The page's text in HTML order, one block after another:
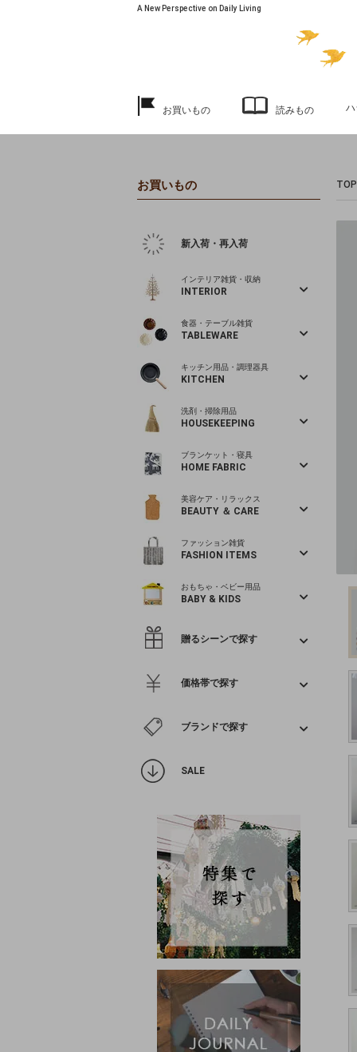
A New Perspective on Daily Living
お買いもの 読みもの ハ
TOP
お買いもの
新入荷・再入荷
インテリア雑貨・収納
INTERIOR
食器・テーブル雑貨
TABLEWARE
キッチン用品・調理器具
KITCHEN
洗剤・掃除用品
HOUSEKEEPING
ブランケット・寝具
HOME FABRIC
美容ケア・リラックス
BEAUTY ＆ CARE
ファッション雑貨
FASHION ITEMS
おもちゃ・ベビー用品
BABY & KIDS
贈るシーンで探す
価格帯で探す
ブランドで探す
SALE